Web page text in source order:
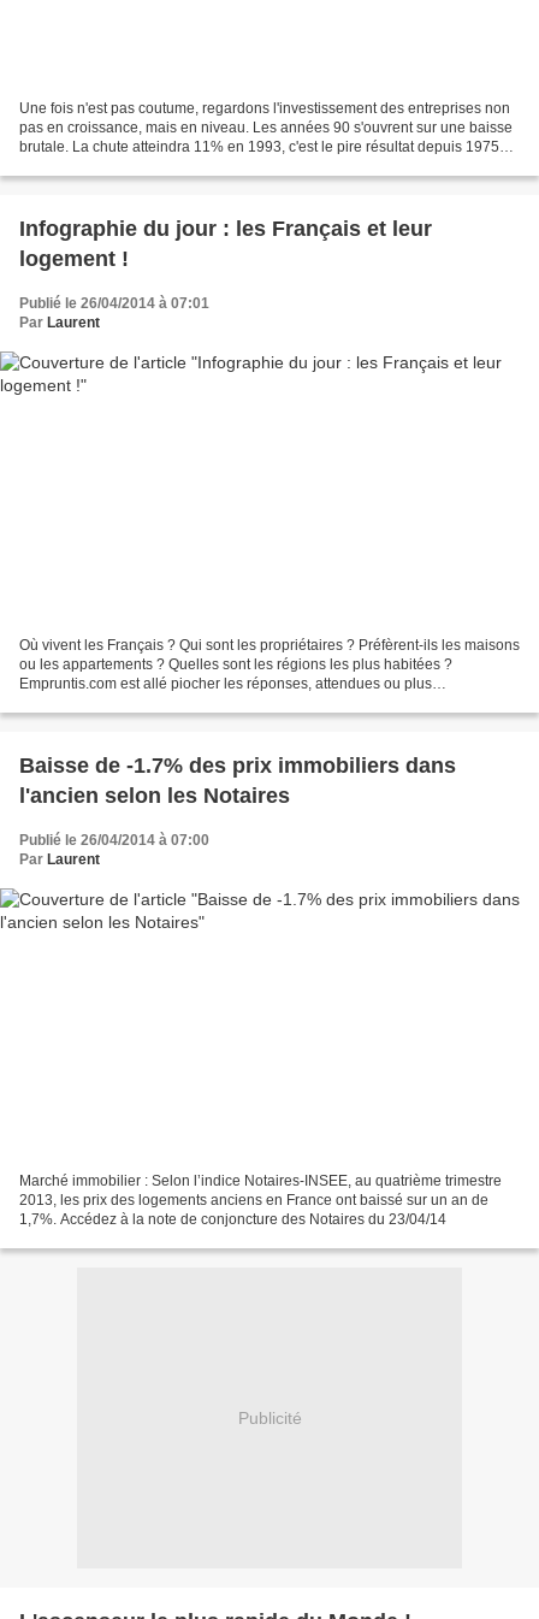
Une fois n'est pas coutume, regardons l'investissement des entreprises non
pas en croissance, mais en niveau. Les années 90 s'ouvrent sur une baisse
brutale. La chute atteindra 11% en 1993, c'est le pire résultat depuis 1975
Infographie du jour : les Français et leur
logement !
Publié le 26/04/2014 à 07:01
Par Laurent
Où vivent les Français ? Qui sont les propriétaires ? Préfèrent-ils les maisons
ou les appartements ? Quelles sont les régions les plus habitées ?
Empruntis.com est allé piocher les réponses, attendues ou plus
Baisse de -1.7% des prix immobiliers dans
l'ancien selon les Notaires
Publié le 26/04/2014 à 07:00
Par Laurent
Marché immobilier : Selon l’indice Notaires-INSEE, au quatrième trimestre
2013, les prix des logements anciens en France ont baissé sur un an de
1,7%. Accédez à la note de conjoncture des Notaires du 23/04/14
Publicité